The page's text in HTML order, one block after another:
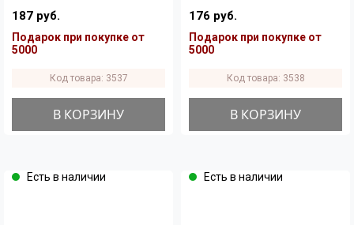
187 руб.
Подарок при покупке от
5000
Код товара: 3537
В КОРЗИНУ
176 руб.
Подарок при покупке от
5000
Код товара: 3538
В КОРЗИНУ
Есть в наличии Есть в наличии